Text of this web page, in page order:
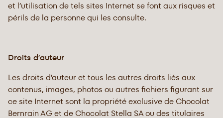
et l’utilisation de tels sites Internet se font aux risques et
périls de la personne qui les consulte.
Droits d’auteur
Les droits d’auteur et tous les autres droits liés aux
contenus, images, photos ou autres fichiers figurant sur
ce site Internet sont la propriété exclusive de Chocolat
Bernrain AG et de Chocolat Stella SA ou des titulaires